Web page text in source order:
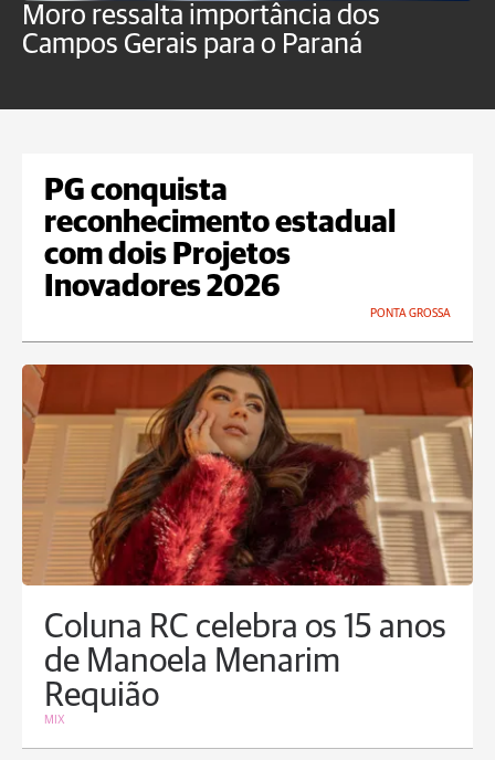
Moro ressalta importância dos
Campos Gerais para o Paraná
PG conquista
reconhecimento estadual
com dois Projetos
Inovadores 2026
PONTA GROSSA
Coluna RC celebra os 15 anos
de Manoela Menarim
Requião
MIX